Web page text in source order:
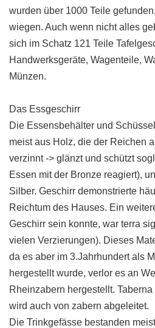
wurden über 1000 Teile
wiegen. Auch wenn nicht alles
sich im Schatz 121 Teile
Handwerksgeräte, Wagenteile,
Münzen.
Das Essgeschirr
Die Essensbehälter und
meist aus Holz, die der Reichen
verzinnt -> glänzt und schützt
Essen mit der Bronze reagiert),
Silber. Geschirr demonstrierte
Reichtum des Hauses. Ein
Geschirr sein konnte, war terra
vielen Verzierungen). Dieses
da es aber im 3.Jahrhundert als
hergestellt wurde, verlor es an
Rheinzabern hergestellt.
wird auch von zabern abgeleitet.
Die Trinkgefässe bestanden